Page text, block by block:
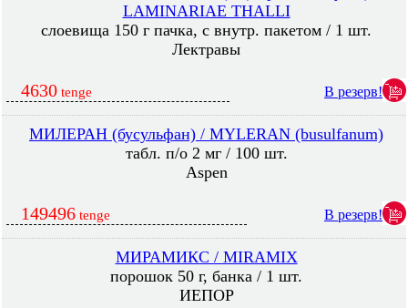
LAMINARIAE THALLI
слоевища 150 г пачка, с внутр. пакетом / 1 шт.
Лектравы
4630 tenge В резерв!
МИЛЕРАН (бусульфан) / MYLERAN (busulfanum)
табл. п/о 2 мг / 100 шт.
Aspen
149496 tenge В резерв!
МИРАМИКС / MIRAMIX
порошок 50 г, банка / 1 шт.
ИЕПОР